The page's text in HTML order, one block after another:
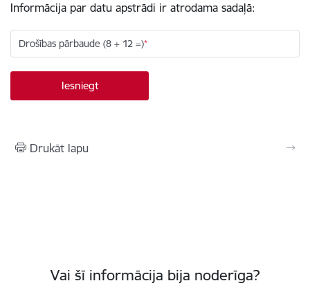
Informācija par datu apstrādi ir atrodama sadaļā:
Drošības pārbaude (8 + 12 =)
Drukāt lapu
Vai šī informācija bija noderīga?